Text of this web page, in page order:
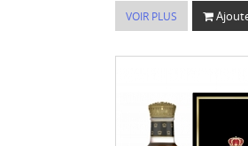
VOIR PLUS